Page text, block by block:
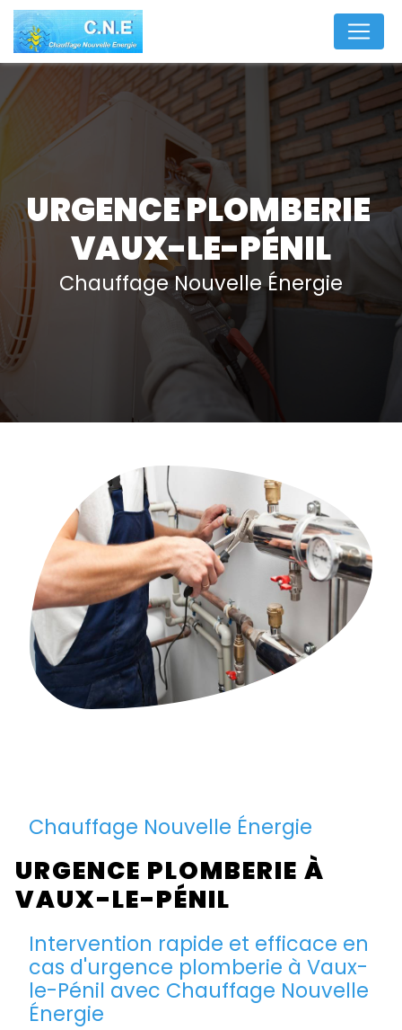
URGENCE PLOMBERIE
VAUX-LE-PÉNIL
Chauffage Nouvelle Énergie
Chauffage Nouvelle Énergie
URGENCE PLOMBERIE À
VAUX-LE-PÉNIL
Intervention rapide et efficace en
cas d'urgence plomberie à Vaux-
le-Pénil avec Chauffage Nouvelle
Énergie
Panneau de gestion des cookies